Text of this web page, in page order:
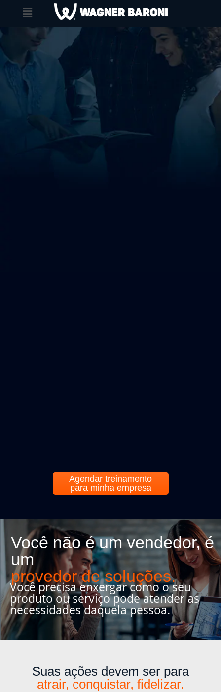
Agendar treinamento
para minha empresa
Você não é um vendedor, é
um
provedor de soluções.
Você precisa enxergar como o seu
produto ou serviço pode atender as
necessidades daquela pessoa.
Suas ações devem ser para
atrair, conquistar, fidelizar.